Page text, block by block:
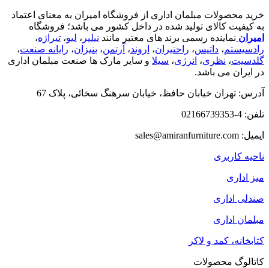
خرید محصولات مبلمان اداری از فروشگاه امیران به معنای اعتماد
به کیفیت کالای تولید شده در داخل کشور می باشد؛ فروشگاه
امیران نماینده رسمی برند های معتبر مانند نیلپر ، لیو، تیراژه،
رادسیستم، داتیس، راحتیران، اروند، آرتمن، بنیزان، رایانه صنعت،
گلدسیت، نظری، انرژی، سیلا و سایر مارک ها صنعت مبلمان اداری
در ایران می باشد.
آدرس: تهران خیابان حافظ، خیابان سرهنگ سخائی، پلاک 67
تلفن: 4-02166739353
ایمیل: sales@amiranfurniture.com
ناحیه کاربری
میز اداری
صندلی اداری
مبلمان اداری
کتابخانه، کمد و لاکر
کاتالوگ محصولات